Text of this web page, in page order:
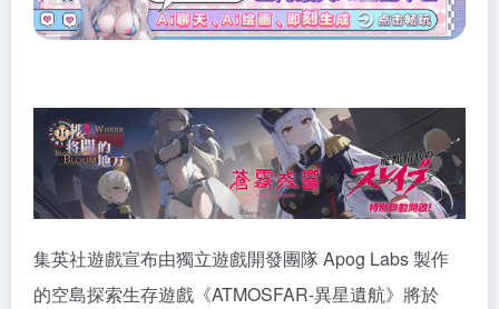
集英社遊戲宣布由獨立遊戲開發團隊 Apog Labs 製作
的空島探索生存遊戲《ATMOSFAR-異星遺航》將於